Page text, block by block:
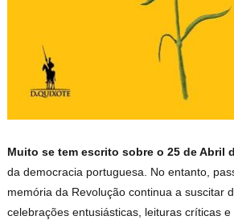
Muito se tem escrito sobre o 25 de Abril
da democracia portuguesa. No entanto,
memória da Revolução continua a suscitar
celebrações entusiásticas, leituras críticas e